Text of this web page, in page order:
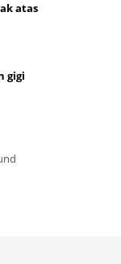
atas
gigi